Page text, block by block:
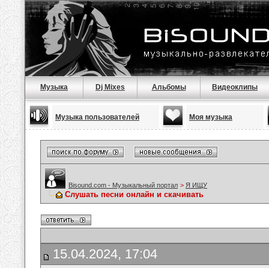
Музыка Dj Mixes Альбомы Видеоклипы
Музыка пользователей Моя музыка
Bisound.com - Музыкальный портал > Я ИЩУ
Слушать песни онлайн и скачивать
15.04.2024, 17:04